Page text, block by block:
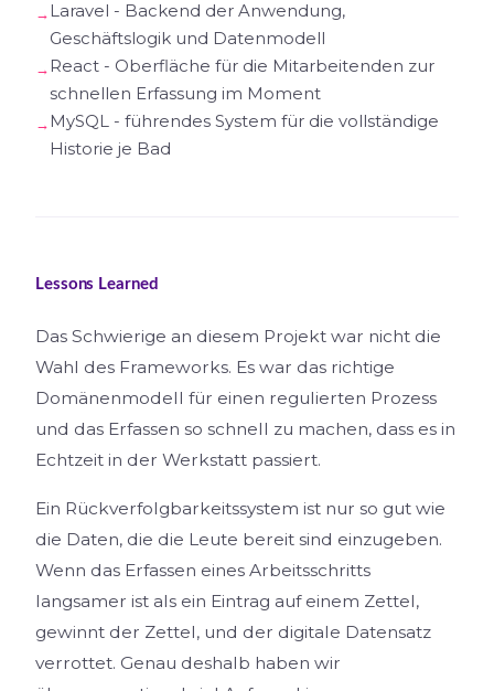
Laravel - Backend der Anwendung,
Geschäftslogik und Datenmodell
React - Oberfläche für die Mitarbeitenden zur
schnellen Erfassung im Moment
MySQL - führendes System für die vollständige
Historie je Bad
Lessons Learned
Das Schwierige an diesem Projekt war nicht die
Wahl des Frameworks. Es war das richtige
Domänenmodell für einen regulierten Prozess
und das Erfassen so schnell zu machen, dass es in
Echtzeit in der Werkstatt passiert.
Ein Rückverfolgbarkeitssystem ist nur so gut wie
die Daten, die die Leute bereit sind einzugeben.
Wenn das Erfassen eines Arbeitsschritts
langsamer ist als ein Eintrag auf einem Zettel,
gewinnt der Zettel, und der digitale Datensatz
verrottet. Genau deshalb haben wir